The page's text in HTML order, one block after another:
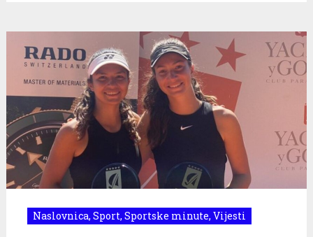
Naslovnica, Sport, Sportske minute, Vijesti